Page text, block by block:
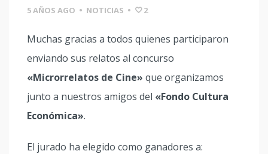
5 AÑOS AGO • NOTICIAS • 2
Muchas gracias a todos quienes participaron
enviando sus relatos al concurso
«Microrrelatos de Cine» que organizamos
junto a nuestros amigos del «Fondo Cultura
Económica».
El jurado ha elegido como ganadores a: